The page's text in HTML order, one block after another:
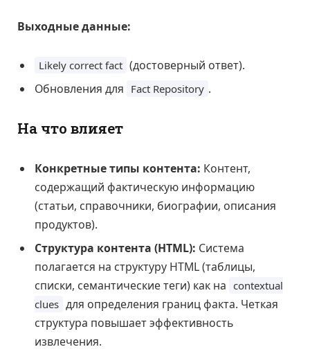
Выходные данные:
Likely correct fact (достоверный ответ).
Обновления для Fact Repository .
На что влияет
Конкретные типы контента: Контент,
содержащий фактическую информацию
(статьи, справочники, биографии, описания
продуктов).
Структура контента (HTML): Система
полагается на структуру HTML (таблицы,
списки, семантические теги) как на contextual
clues для определения границ факта. Четкая
структура повышает эффективность
извлечения.